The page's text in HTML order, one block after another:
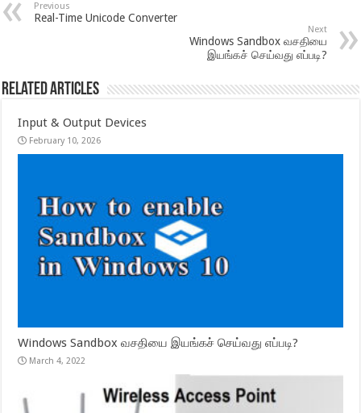
Previous
Real-Time Unicode Converter
Next
Windows Sandbox வசதியை
இயங்கச் செய்வது எப்படி?
Related Articles
Input & Output Devices
February 10, 2026
Windows Sandbox வசதியை இயங்கச் செய்வது எப்படி?
March 4, 2022